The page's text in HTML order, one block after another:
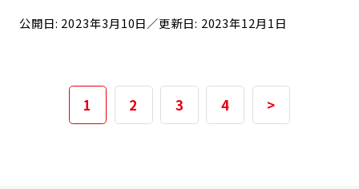
仕事内容を知らずに経営をはじめてしまうと、
事実と […]
公開日: 2023年3月10日／更新日: 2023年12月1日
1 2 3 4 >